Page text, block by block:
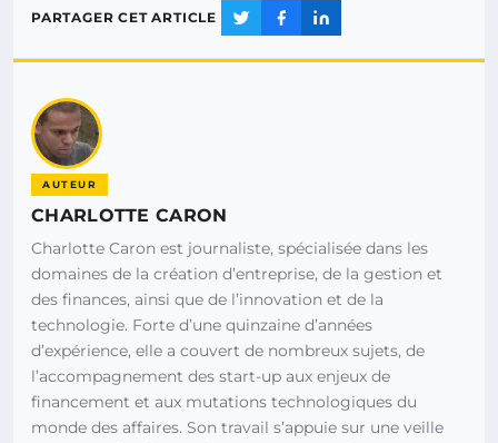
PARTAGER CET ARTICLE
AUTEUR
CHARLOTTE CARON
Charlotte Caron est journaliste, spécialisée dans les
domaines de la création d’entreprise, de la gestion et
des finances, ainsi que de l’innovation et de la
technologie. Forte d’une quinzaine d’années
d’expérience, elle a couvert de nombreux sujets, de
l’accompagnement des start-up aux enjeux de
financement et aux mutations technologiques du
monde des affaires. Son travail s’appuie sur une veille